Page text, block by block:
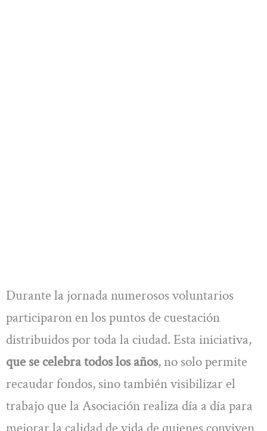
Durante la jornada numerosos voluntarios
participaron en los puntos de cuestación
distribuidos por toda la ciudad. Esta iniciativa,
que se celebra todos los años, no solo permite
recaudar fondos, sino también visibilizar el
trabajo que la Asociación realiza día a día para